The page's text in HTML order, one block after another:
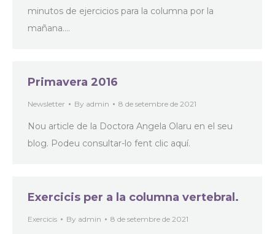
minutos de ejercicios para la columna por la
mañana.…
Primavera 2016
Newsletter By admin 8 de setembre de 2021
Nou article de la Doctora Angela Olaru en el seu
blog. Podeu consultar-lo fent clic aquí.
Exercicis per a la columna vertebral.
Exercicis By admin 8 de setembre de 2021